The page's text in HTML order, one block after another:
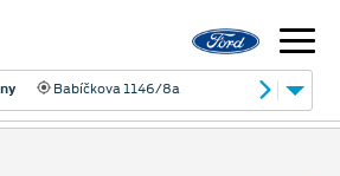
Babíčkova 1146/8a